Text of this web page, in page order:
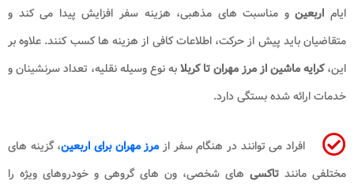
ایام اربعینو مناسبت های مذهبی، هزینه سفر افزایش پیدا می کند و
متقاضیان باید پیش از حرکت، اطلاعات کافی از هزینه ها کسب کنند. علاوه بر
این،کرایه ماشین از مرز مهران تا کربلا​به نوع وسیله نقلیه، تعداد سرنشینان و
خدمات ارائه شده بستگی دارد.
افراد می توانند در هنگام سفر ازمرز مهران برای اربعین، گزینه های
مختلفی مانند تاکسی های شخصی، ون های گروهی و خودروهای ویژه را